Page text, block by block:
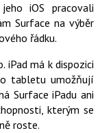
iOS pracovali
Surface na výběr
řádku.
iPad má k dispozici
tabletu umožňují
Surface iPadu ani
kterým se
roste.